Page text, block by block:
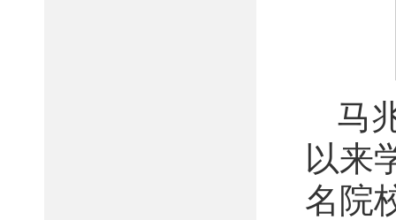
马
以来
名院